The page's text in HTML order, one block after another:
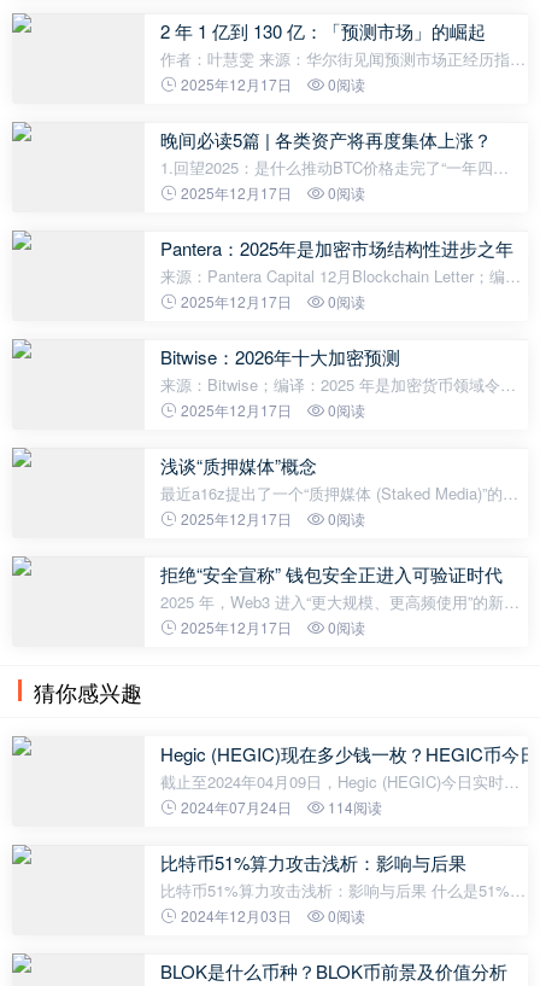
曾一度辉煌，创下历史新高，随后回归
2 年 1 亿到 130 亿：「预测市场」的崛起
作者：叶慧雯 来源：华尔街见闻预测市场正经历指数
级扩张，迅速从边缘活动转变为数十亿美元规模的金
域的月度交易量在过去两年内激
2025年12月17日 0阅读
晚间必读5篇 | 各类资产将再度集体上涨？
1.回望2025：是什么推动BTC价格走完了“一年四
季”？2025年接近尾声，值此辞旧迎新之际，推出“回
在新一年里凛冬散尽，星河长明。202
2025年12月17日 0阅读
Pantera：2025年是加密市场结构性进步之年
来源：Pantera Capital 12月Blockchain Letter；编
译：结构性进步之年作者：Erik Lowe，Pantera
迎来一个支持加密货币的政府、Gary
2025年12月17日 0阅读
Bitwise：2026年十大加密预测
来源：Bitwise；编译：2025 年是加密货币领域令人
难忘的一年 —— 既有高光时刻，也有低谷时期。积
动，比特币、以太坊、Solana和瑞波币
2025年12月17日 0阅读
浅谈“质押媒体”概念
最近a16z提出了一个“质押媒体 (Staked Media)”的概
念，很有意思。考虑到现在社交媒体到处都是AI账
间和精力去分辨是真是假。“
2025年12月17日 0阅读
拒绝“安全宣称” 钱包安全正进入可验证时代
2025 年，Web3 进入“更大规模、更高频使用”的新阶
段，钱包也随之从“存币工具”加速演进为链上入口与
2025年12月17日 0阅读
猜你感兴趣
Hegic (HEGIC)现在多少钱一枚？HEGIC币今
截止至2024年04月09日，Hegic (HEGIC)今日实时最
新价格是0.022691美元，约等于人民币0.1641元。
$0.0211美元，24H成交额$70,531美元，
2024年07月24日 114阅读
比特币51%算力攻击浅析：影响与后果
比特币51%算力攻击浅析：影响与后果 什么是51%算
力攻击？ 51%算力攻击是指在区块链网络中，单一方
网络进行不当操控。在比特币网络中
2024年12月03日 0阅读
BLOK是什么币种？BLOK币前景及价值分析